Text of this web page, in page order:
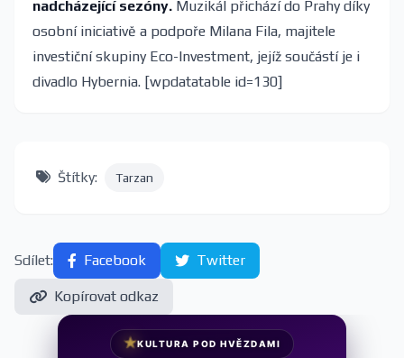
nadcházející sezóny. Muzikál přichází do Prahy díky
osobní iniciativě a podpoře Milana Fila, majitele
investiční skupiny Eco-Investment, jejíž součástí je i
divadlo Hybernia. [wpdatatable id=130]
Štítky: Tarzan
Sdílet: Facebook Twitter
Kopírovat odkaz
★KULTURA POD HVĚZDAMI